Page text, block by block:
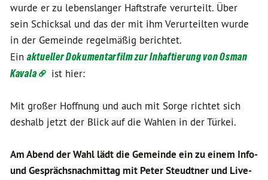
wurde er zu lebenslanger Haftstrafe verurteilt. Über
sein Schicksal und das der mit ihm Verurteilten wurde
in der Gemeinde regelmäßig berichtet.
Einaktueller Dokumentarfilm zur Inhaftierung von Osman
Kavala
ist hier:
Mit großer Hoffnung und auch mit Sorge richtet sich
deshalb jetzt der Blick auf die Wahlen in der Türkei.
Am Abend der Wahl lädt die Gemeinde ein zu einem Info-
und Gesprächsnachmittag mit Peter Steudtner und Live-